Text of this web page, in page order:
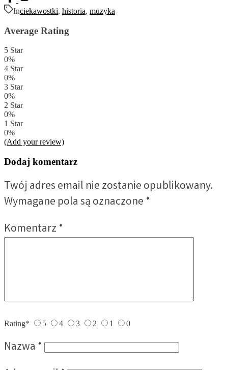
Inciekawostki, historia, muzyka
Average Rating
5 Star
0%
4 Star
0%
3 Star
0%
2 Star
0%
1 Star
0%
(Add your review)
Dodaj komentarz
Twój adres email nie zostanie opublikowany.
Wymagane pola są oznaczone*
Komentarz*
Rating* 5 4 3 2 1 0
Nazwa *